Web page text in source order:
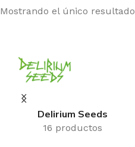
Mostrando el único resultado
Delirium Seeds
16 productos